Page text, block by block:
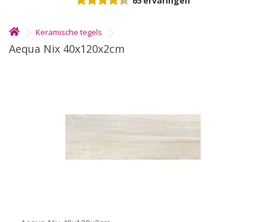
Keramische tegels
Aequa Nix 40x120x2cm